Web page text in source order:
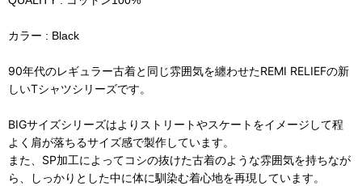
カラー : Black
90年代のレギュラー古着と同じ雰囲気を纏わせたREMI RELIEFの新
しいTシャツシリーズです。
BIGサイズシリーズはよりストリートやスケートをイメージして程
よく肩が落ちるサイズ感で製作しています。
また、SP加工によってコシの抜けた古着のような雰囲気を持ちなが
ら、しっかりとした中に体に馴染む着心地を再現しています。